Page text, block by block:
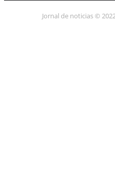
Jornal de noticias ©